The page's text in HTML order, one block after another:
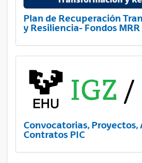
Plan de Recuperación
y Resiliencia- Fondos MRR
Convocatorias, Proyectos,
Contratos PIC